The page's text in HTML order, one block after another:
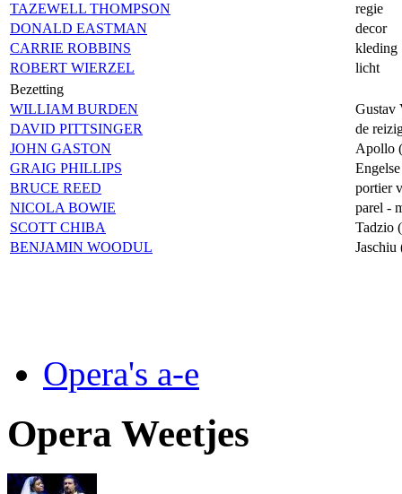
TAZEWELL THOMPSON
regie
DONALD EASTMAN
decor
CARRIE ROBBINS
kleding
ROBERT WIERZEL
licht
Bezetting
WILLIAM BURDEN
Gustav
DAVID PITTSINGER
de
JOHN GASTON
Apollo
GRAIG PHILLIPS
BRUCE REED
portier
NICOLA BOWIE
parel -
SCOTT CHIBA
Tadzio
BENJAMIN WOODUL
Jaschiu
Opera's a-e
Opera Weetjes